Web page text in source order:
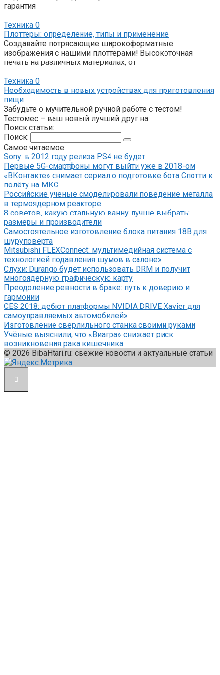
гарантия
Техника 0
Плоттеры: определение, типы и применение
Создавайте потрясающие широкоформатные
изображения с нашими плоттерами! Высокоточная
печать на различных материалах, от
Техника 0
Необходимость в новых устройствах для приготовления
пищи
Забудьте о мучительной ручной работе с тестом!
Тестомес – ваш новый лучший друг на
Поиск статьи:
Поиск:
Самое читаемое:
Sony: в 2012 году релиза PS4 не будет
Первые 5G-смартфоны могут выйти уже в 2018-ом
«ВКонтакте» снимает сериал о подготовке бота Спотти к
полёту на МКС
Российские ученые смоделировали поведение металла
в термоядерном реакторе
8 советов, какую стальную ванну лучше выбрать:
размеры и производители
Самостоятельное изготовление блока питания 18В для
шуруповерта
Mitsubishi FLEXConnect: мультимедийная система с
технологией подавления шумов в салоне»
Слухи: Durango будет использовать DRM и получит
многоядерную графическую карту
Преодоление ревности в браке: путь к доверию и
гармонии
CES 2018: дебют платформы NVIDIA DRIVE Xavier для
самоуправляемых автомобилей»
Изготовление сверлильного станка своими руками
Учёные выяснили, что «Виагра» снижает риск
возникновения рака кишечника
© 2026 BibaHtari.ru: свежие новости и актуальные статьи